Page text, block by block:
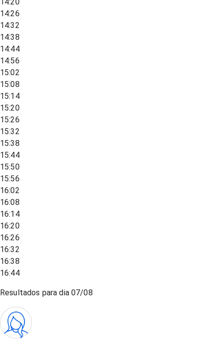
14:20
14:26
14:32
14:38
14:44
14:56
15:02
15:08
15:14
15:20
15:26
15:32
15:38
15:44
15:50
15:56
16:02
16:08
16:14
16:20
16:26
16:32
16:38
16:44
Resultados para dia07/08